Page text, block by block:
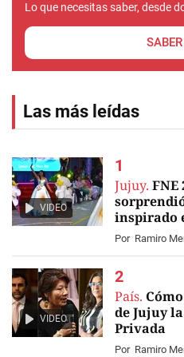
Lo que necesitas saber, desde
Las más leídas
VIDEO
Jujuy. FNE
inspirado
Por Ramiro
VIDEO
País.
de Jujuy
Privada
Por Ramiro